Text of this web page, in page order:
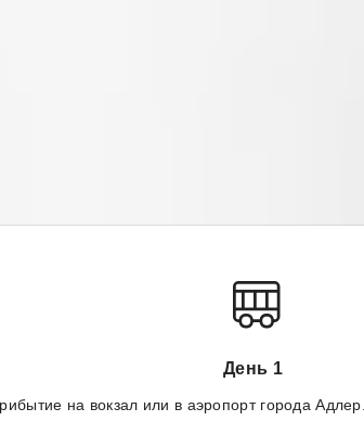
День 1
на вокзал или в аэропорт города Адлер.